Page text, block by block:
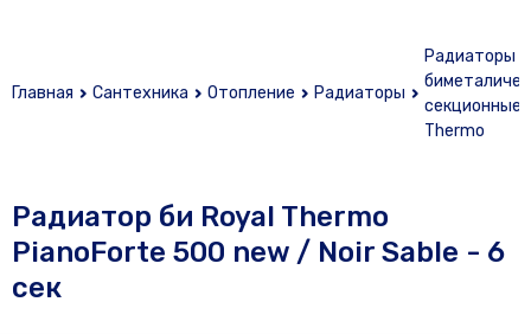
Главная Сантехника Отопление Радиаторы
Радиаторы
секционные
Thermo
Радиатор би Royal Thermo
PianoForte 500 new / Noir Sable - 6
сек